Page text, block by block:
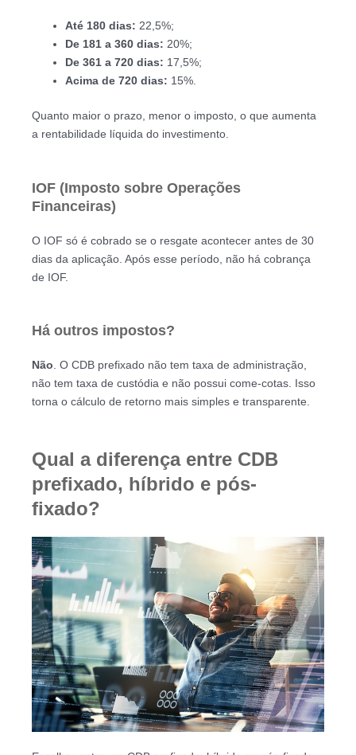
Até 180 dias: 22,5%;
De 181 a 360 dias: 20%;
De 361 a 720 dias: 17,5%;
Acima de 720 dias: 15%.
Quanto maior o prazo, menor o imposto, o que aumenta
a rentabilidade líquida do investimento.
IOF (Imposto sobre Operações
Financeiras)
O IOF só é cobrado se o resgate acontecer antes de 30
dias da aplicação. Após esse período, não há cobrança
de IOF.
Há outros impostos?
Não . O CDB prefixado não tem taxa de administração,
não tem taxa de custódia e não possui come-cotas. Isso
torna o cálculo de retorno mais simples e transparente.
Qual a diferença entre CDB
prefixado, híbrido e pós-
fixado?